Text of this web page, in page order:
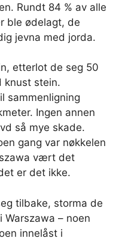
Rundt 84 % av alle
ble ødelagt, de
jevna med jorda.
etterlot de seg 50
knust stein.
sammenligning
Ingen annen
så mye skade.
gang var nøkkelen
vært det
er det ikke.
tilbake, storma de
Warszawa – noen
innelåst i